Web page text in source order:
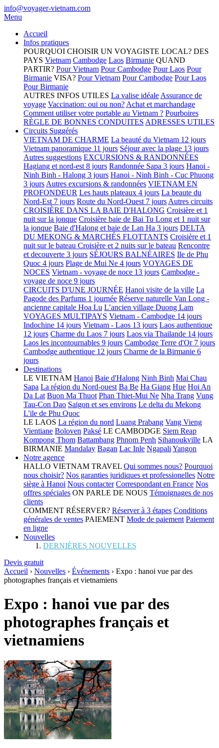
info@voyager-vietnam.com
Menu
Accueil
Infos pratiques
POURQUOI CHOISIR UN VOYAGISTE LOCAL? DES
PAYS Vietnam Cambodge Laos Birmanie QUAND
PARTIR? Pour Vietnam Pour Cambodge Pour Laos Pour
Birmanie VISA? Pour Vietnam Pour Cambodge Pour Laos
Pour Birmanie
AUTRES INFOS UTILES La valise idéale Assurance de
voyage Vaccination: oui ou non? Achat et marchandage
Comment utiliser votre portable au Vietnam ? Pourboires
RÈGLE DE BONNES CONDUITES ADRESSES UTILES
Circuits Suggérés
VIETNAM DE CHARME La beauté du Vietnam 12 jours
Vietnam panoramique 11 jours Séjour avec la plage 13 jours
Autres suggestions EXCURSIONS & RANDONNÉES
Hagiang et nord-est 8 jours Randonnée Sapa 3 jours Hanoi -
Ninh Binh - Halong 3 jours Hanoi - Ninh Binh - Cuc Phuong
3 jours Autres excursions & randonnées VIETNAM EN
PROFONDEUR Les hauts plateaux 4 jours La beaute du
Nord-Est 7 jours Route du Nord-Ouest 7 jours Autres circuits
CROISIÈRE DANS LA BAIE D'HALONG Croisière et 1
nuit sur la jonque Croisière baie de Bai Tu Long et 1 nuit sur
la jonque Baie d'Halong et baie de Lan Ha 3 jours DELTA
DU MEKONG & MARCHÉS FLOTTANTS Croisière et 1
nuit sur le bateau Croisière et 2 nuits sur le bateau Rencontre
et decouverte 3 jours SÉJOURS BALNÉAIRES Ile de Phu
Quoc 4 jours Plage de Mui Ne 4 jours VOYAGES DE
NOCES Vietnam - voyage de noce 13 jours Cambodge -
voyage de noce 9 jours
CIRCUITS D'UNE JOURNÉE Hanoi visite de la ville La
Pagode des Parfums 1 journée Réserve naturelle Van Long -
ancienne capitale Hoa Lu L’ancien village Duong Lam
VOYAGES MULTIPAYS Vietnam - Cambodge 14 jours
Indochine 14 jours Vietnam - Laos 13 jours Laos authentique
12 jours Charme du Laos 7 jours Laos via Thailande 14 jours
Laos les incontournables 9 jours Cambodge Terre d'Or 7 jours
Cambodge authentique 12 jours Charme de la Birmanie 6
jours
Destinations
LE VIETNAM Hanoi Baie d'Halong Ninh Binh Mai Chau
Sapa La région du Nord-ouest Ba Be Ha Giang Hue Hoi An
Da Lat Buon Ma Thuot Phan Thiet-Mui Ne Nha Trang Vung
Tau-Con Dao Saigon et ses environs Le delta du Mekong
L'ile de Phu Quoc
LE LAOS La région du nord Luang Prabang Vang Vieng
Vientiane Boloven Paksé LE CAMBODGE Siem Reap
Kompong Thom Battambang Phnom Penh Sihanoukville LA
BIRMANIE Mandalay Bagan Lac Inle Ngapali Yangon
Notre agence
HALLO VIETNAM TRAVEL Qui sommes nous? Pourquoi
nous choisir? Nos garanties juridiques et professionelles Notre
siège à Hanoi Nous contacter Correspondant en France Nos
offres spéciales ON PARLE DE NOUS Témoignages de nos
clients
COMMENT RÉSERVER? Réserver à 3 étapes Conditions
générales de ventes PAIEMENT Mode de paiement Paiement
en ligne
Nouvelles
DERNIÈRES NOUVELLES
Devis gratuit
Accueil › Nouvelles › Événements › Expo : hanoi vue par des
photographes français et vietnamiens
Expo : hanoi vue par des
photographes français et
vietnamiens